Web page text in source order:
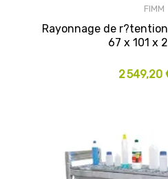
FIMM
Rayonnage de
67 x 101 x
2 549,20